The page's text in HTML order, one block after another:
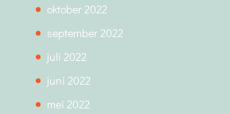
oktober 2022
september 2022
juli 2022
juni 2022
mei 2022